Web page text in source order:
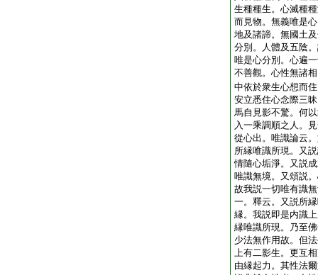
生種種生。心滅種
而見物。無義唯是
地及諸諦。無國土
分別。人體及五陰
唯是心分別。心遍
不善觀。心性無諸
中依於衆生心想而
安立悉住心念際三
馬自見影不驚。何
入一乘調順之人。
從心出。唯識論云
所縁唯識所現。又
情隨心垢淨。又説
唯識無境。又頌説
故我説一切唯有識
一。釋云。又説所
縁。我説即是内識
縁唯識所現。乃至
少法無作用故。但
上有二影生。更互
由縁起力。其性法